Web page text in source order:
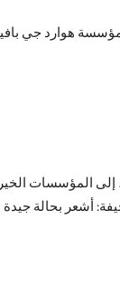
تقريبا بثروته كاملة،
بحالة جيدة